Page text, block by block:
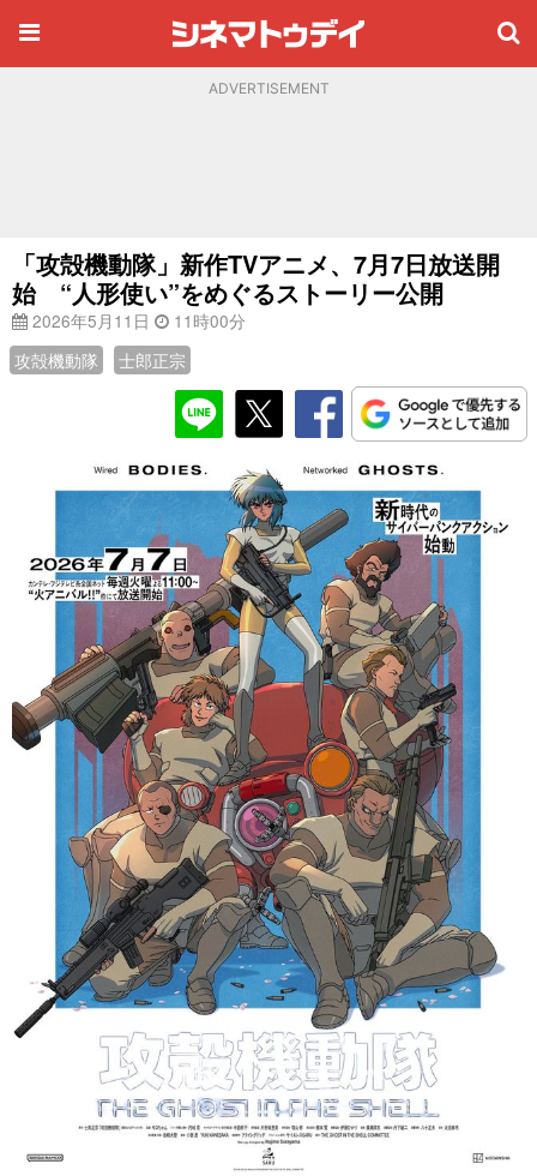
ADVERTISEMENT
「攻殻機動隊」新作TVアニメ、7月7日放送開
始 “人形使い”をめぐるストーリー公開
2026年5月11日
11時00分
攻殻機動隊
士郎正宗